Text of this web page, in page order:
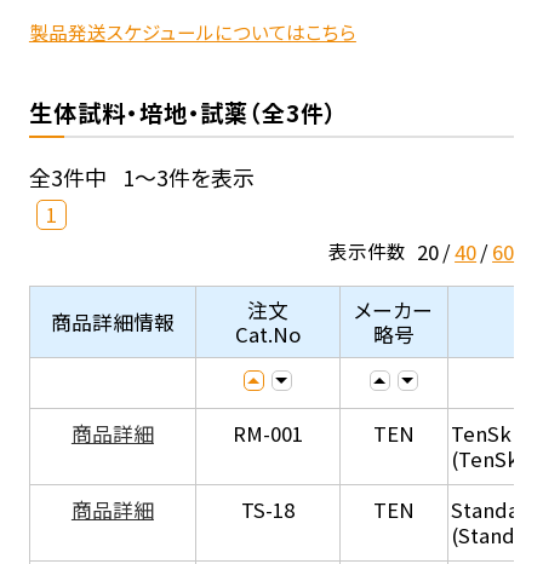
製品発送スケジュールについてはこちら
生体試料・培地・試薬（全3件）
全3件中 1～3件を表示
1
表示件数 20 40 60
商品詳細情報
注文
Cat.No
メーカー
略号
商品詳細 RM-001 TEN
TenSkin
(TenSkin
商品詳細 TS-18 TEN